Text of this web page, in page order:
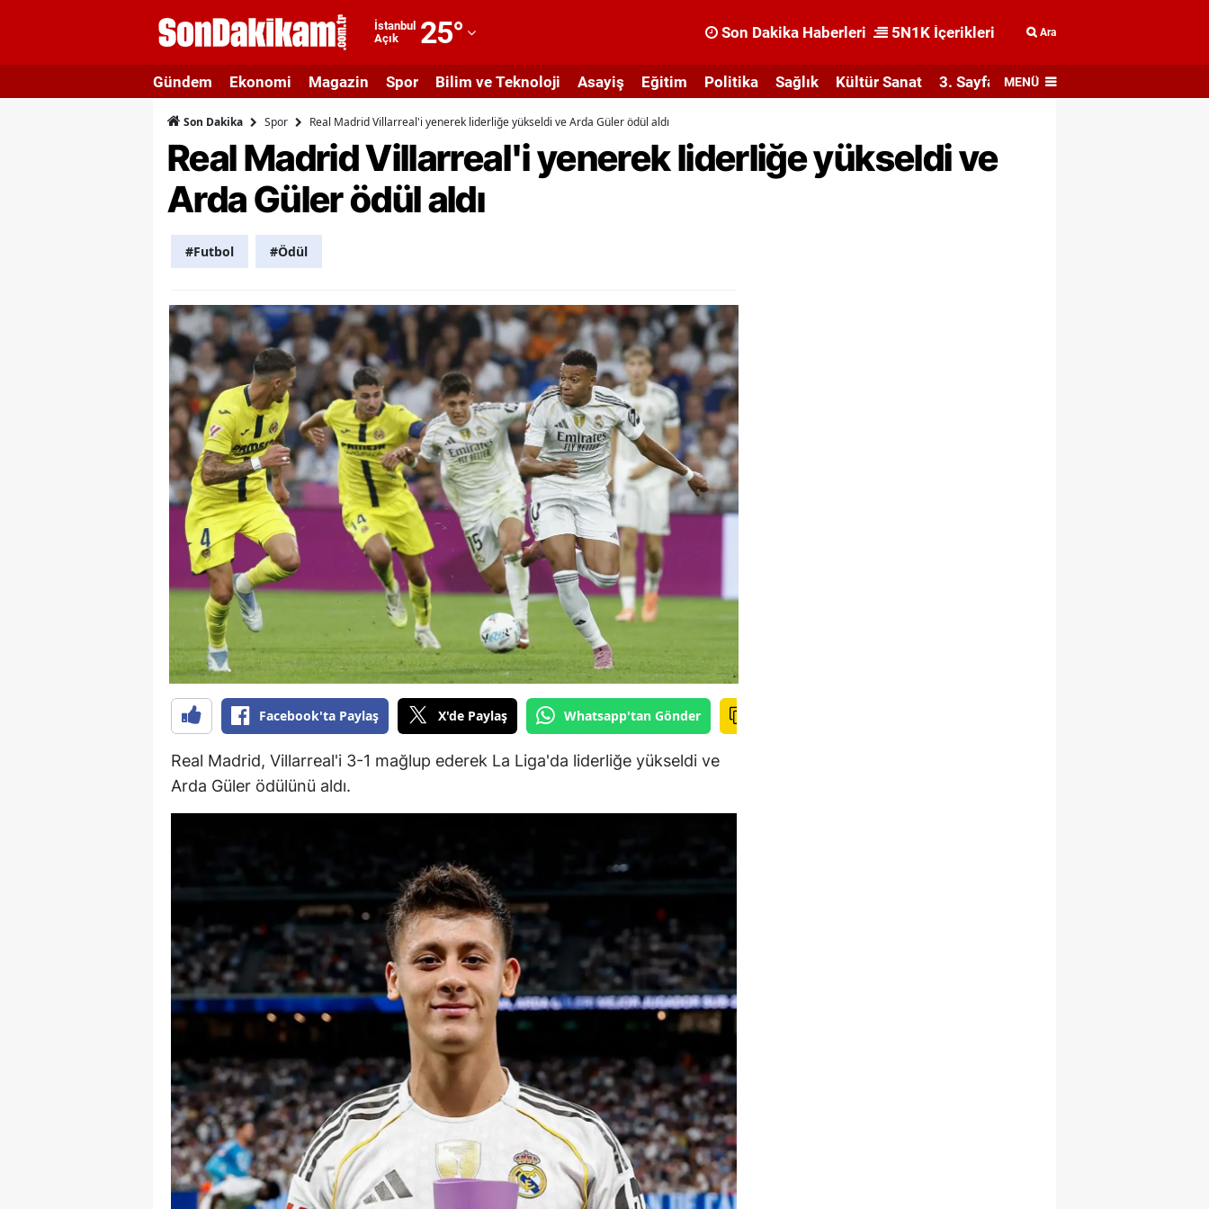
İstanbul
Açık
25°
Adıyaman
Afyonkarahisar
Amasya
Artvin
Balıkesir
Bilecik
Bingöl
Bitlis
Bolu
Burdur
Bursa
Çanakkale
Çankırı
Çorum
Denizli
Elazığ
Erzincan
Erzurum
Eskişehir
Gaziantep
Giresun
Gümüşhane
Hakkari
Isparta
Son Dakika Haberleri 5N1K İçerikleri Ara
Gündem Ekonomi Magazin Spor Bilim ve Teknoloji Asayiş Eğitim Politika Sağlık Kültür Sanat 3. Sayfa MENÜ
Son Dakika Spor Real Madrid Villarreal'i yenerek liderliğe yükseldi ve Arda Güler ödül aldı
Real Madrid Villarreal'i yenerek liderliğe yükseldi ve
Arda Güler ödül aldı
#Futbol #Ödül
Facebook'ta Paylaş X'de Paylaş Whatsapp'tan Gönder
Real Madrid, Villarreal'i 3-1 mağlup ederek La Liga'da liderliğe yükseldi ve
Arda Güler ödülünü aldı.